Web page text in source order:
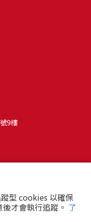
型 cookies 以確保
才會執行追蹤。 了
月大的幼犬最適合開始訓
10週大）。3-16週是社會
幼犬如廁訓練需要多久
說「不」，並引導至適
即獎勵。限制活動範圍並
臭劑徹底清理。Q5: 幼犬
力、警戒、焦慮）。訓練
叫作出反應，確保充分
恐懼或攻擊行為，破壞
成犬開始。不強迫互動，
交課程。Q8: 幼犬分離焦
長。離開和返家時保持低
的離家儀式。每隻幼犬
糞便變軟或拉稀。如果
能跟著「鬧脾氣」。冬
吹。夏天補充水分，可
影響。重點提醒：換季
境，幫助毛孩適應！ 貓
寄生蟲感染（如蛔蟲、鈎
會影響營養吸收，長期
定期驅蟲（幼貓建議每
咪精神狀態，如果還伴隨
：如果貓咪拉肚子超過 2
貓咪拉肚子原因5. 情緒
響貓咪的腸胃！過度緊
都可能讓貓咪拉肚子。
較低，壓力一大，腸胃
的作息固定。給貓咪陪
狂？別擔心！其實只要
少貓咪掉毛情況。從梳
步不僅能幫助貓咪維持
必備神器就是各種梳子
。定期梳理可以幫貓咪
梳1-2次，長毛貓則建議
可以準備橡膠刷、鬃毛刷
變成愉快的日常儀式，
被梳理的舒適感！預防
，不需要洗澡」這個想法
咪清除死毛和皮屑，減少
一次就足夠，過度洗澡反
和洗毛精，洗後一定要
咪特別害怕洗澡，可以
門款，觀察一下貓咪的
用用品貓碗$300貓窩
外出籠$1,000一次性養貓
專屬他的「寶座」，當
電，但在家中還是需要擺
與貓窩相同，能給予貓
花費4：貓砂盆貓咪排泄
。一次性養貓用品相關
貓抓板。一次性養貓用品
貓咪適應外出籠，避免
在健康及用品的一次性
金額看起來不少，但以上
9樓